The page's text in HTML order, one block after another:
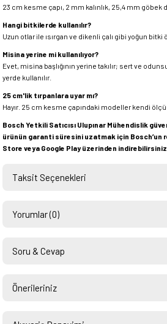
23 cm kesme çapı, 2 mm kalınlık, 25,4 mm göbek
Hangi bitkilerde kullanılır?
Uzun otlar ile ısırgan ve dikenli çalı gibi yoğun bitki
Misina yerine mi kullanılıyor?
Evet, misina başlığının yerine takılır; sert ve
yerde kullanılır.
25 cm'lik tırpanlara uyar mı?
Hayır. 25 cm kesme çapındaki modeller kendi
Bosch Yetkili Satıcısı Ulupınar Mühendislik
ürünün garanti süresini uzatmak için Bosch’un
Store veya Google Play üzerinden
Taksit Seçenekleri
Yorumlar (0)
Soru & Cevap
Önerileriniz